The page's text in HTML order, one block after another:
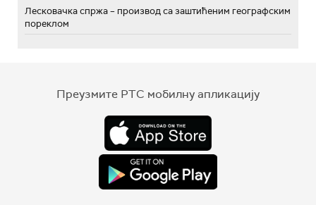
Лесковачка спржа – производ са заштићеним географским
пореклом
Преузмите РТС мобилну апликацију